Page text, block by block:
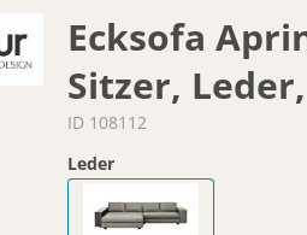
Ecksofa
Sitzer,
ID 108112
Leder